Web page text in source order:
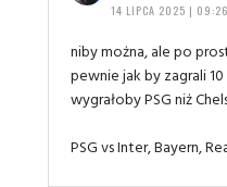
14 LIPCA 2025 | 09:26
niby można, ale po
pewnie jak by zagrali
wygrałoby PSG niż
PSG vs Inter, Bayern,